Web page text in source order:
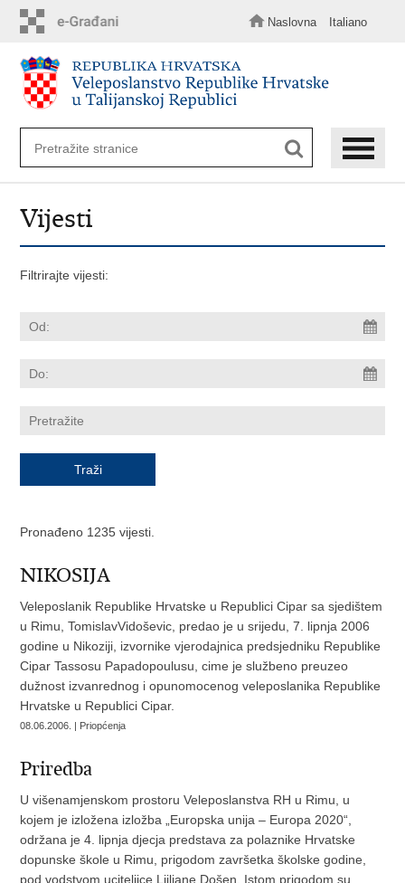
sadržaj
Naslovna Italiano
Vijesti
Filtrirajte vijesti:
Pronađeno 1235 vijesti.
NIKOSIJA
Veleposlanik Republike Hrvatske u Republici Cipar sa sjedištem
u Rimu, TomislavVidoševic, predao je u srijedu, 7. lipnja 2006
godine u Nikoziji, izvornike vjerodajnica predsjedniku Republike
Cipar Tassosu Papadopoulusu, cime je službeno preuzeo
dužnost izvanrednog i opunomocenog veleposlanika Republike
Hrvatske u Republici Cipar.
08.06.2006. | Priopćenja
Priredba
U višenamjenskom prostoru Veleposlanstva RH u Rimu, u
kojem je izložena izložba „Europska unija – Europa 2020“,
održana je 4. lipnja djecja predstava za polaznike Hrvatske
dopunske škole u Rimu, prigodom završetka školske godine,
pod vodstvom uciteljice Ljiljane Došen. Istom prigodom su